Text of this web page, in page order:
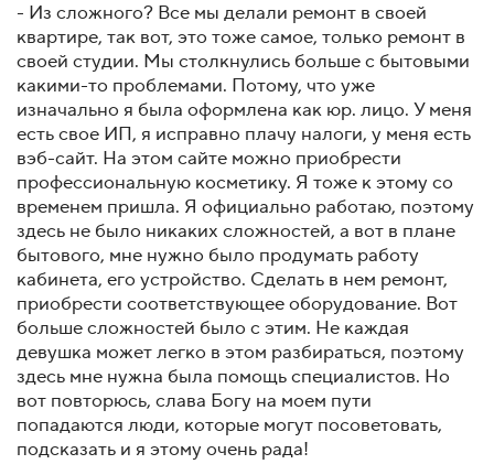
- Из сложного? Все мы делали ремонт в своей
квартире, так вот, это тоже самое, только ремонт в
своей студии. Мы столкнулись больше с бытовыми
какими-то проблемами. Потому, что уже
изначально я была оформлена как юр. лицо. У меня
есть свое ИП, я исправно плачу налоги, у меня есть
вэб-сайт. На этом сайте можно приобрести
профессиональную косметику. Я тоже к этому со
временем пришла. Я официально работаю, поэтому
здесь не было никаких сложностей, а вот в плане
бытового, мне нужно было продумать работу
кабинета, его устройство. Сделать в нем ремонт,
приобрести соответствующее оборудование. Вот
больше сложностей было с этим. Не каждая
девушка может легко в этом разбираться, поэтому
здесь мне нужна была помощь специалистов. Но
вот повторюсь, слава Богу на моем пути
попадаются люди, которые могут посоветовать,
подсказать и я этому очень рада!